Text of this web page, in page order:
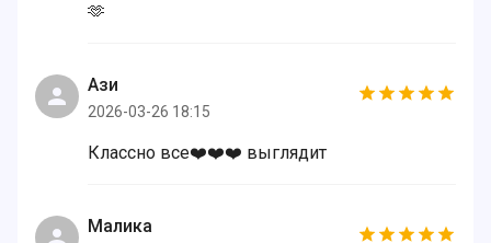
🫶
Ази
2026-03-26 18:15
Классно все❤️❤️❤️ выглядит
Малика